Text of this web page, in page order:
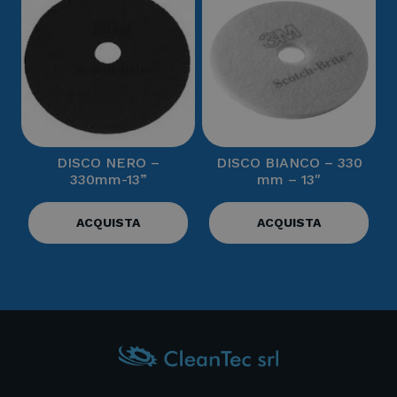
DISCO NERO –
330mm-13”
ACQUISTA
DISCO BIANCO – 330
mm – 13″
ACQUISTA